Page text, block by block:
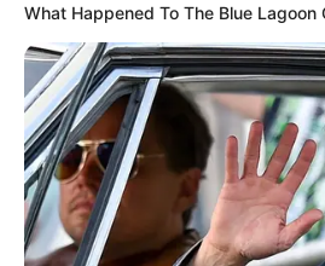
What Happened To The Blue Lagoon